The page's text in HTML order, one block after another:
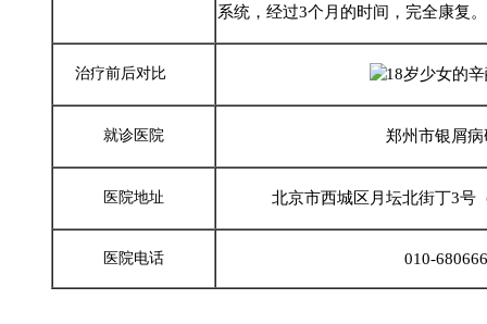
系统，经过3个月的时间，完全康复。
治疗前后对比
就诊医院 郑州市银屑
医院地址 北京市西城区月坛北街丁3
医院电话 010-